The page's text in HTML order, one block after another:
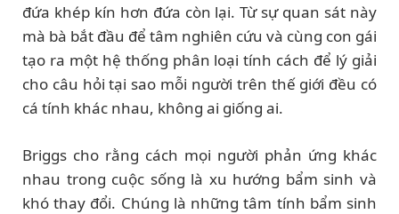
đứa khép kín hơn đứa còn lại. Từ sự quan sát này
mà bà bắt đầu để tâm nghiên cứu và cùng con gái
tạo ra một hệ thống phân loại tính cách để lý giải
cho câu hỏi tại sao mỗi người trên thế giới đều có
cá tính khác nhau, không ai giống ai.
Briggs cho rằng cách mọi người phản ứng khác
nhau trong cuộc sống là xu hướng bẩm sinh và
khó thay đổi. Chúng là những tâm tính bẩm sinh